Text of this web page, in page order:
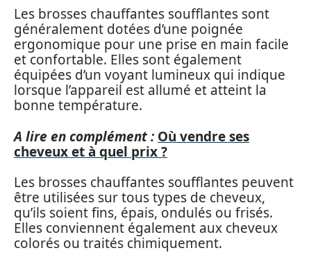
Les brosses chauffantes soufflantes sont
généralement dotées d’une poignée
ergonomique pour une prise en main facile
et confortable. Elles sont également
équipées d’un voyant lumineux qui indique
lorsque l’appareil est allumé et atteint la
bonne température.
A lire en complément : Où vendre ses
cheveux et à quel prix ?
Les brosses chauffantes soufflantes peuvent
être utilisées sur tous types de cheveux,
qu’ils soient fins, épais, ondulés ou frisés.
Elles conviennent également aux cheveux
colorés ou traités chimiquement.